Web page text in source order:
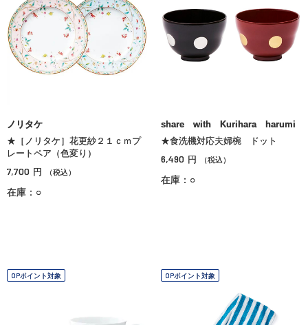
ノリタケ
★［ノリタケ］花更紗２１ｃｍプ
レートペア（色変り）
7,700 円 （税込）
在庫：○
share with Kurihara harumi
★食洗機対応夫婦椀 ドット
6,490 円 （税込）
在庫：○
OPポイント対象 OPポイント対象